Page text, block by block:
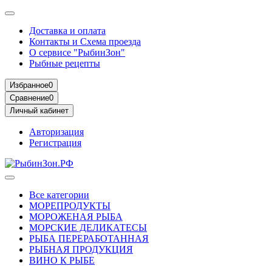
Доставка и оплата
Контакты и Схема проезда
О сервисе "РыбинЗон"
Рыбные рецепты
Избранное0
Сравнение0
Личный кабинет
Авторизация
Регистрация
Все категории
МОРЕПРОДУКТЫ
МОРОЖЕНАЯ РЫБА
МОРСКИЕ ДЕЛИКАТЕСЫ
РЫБА ПЕРЕРАБОТАННАЯ
РЫБНАЯ ПРОДУКЦИЯ
ВИНО К РЫБЕ